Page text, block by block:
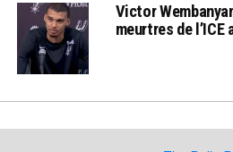
Victor
meurtres de l’ICE